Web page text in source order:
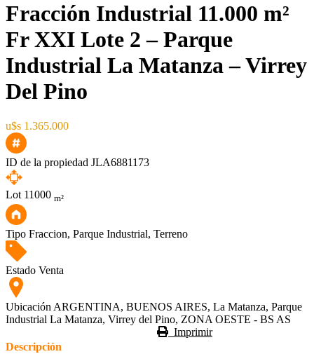
Fracción Industrial 11.000 m²
Fr XXI Lote 2 – Parque
Industrial La Matanza – Virrey
Del Pino
u$s 1.365.000
ID de la propiedad JLA6881173
Lot 11000 m²
Tipo Fraccion, Parque Industrial, Terreno
Estado Venta
Ubicación ARGENTINA, BUENOS AIRES, La Matanza, Parque
Industrial La Matanza, Virrey del Pino, ZONA OESTE - BS AS
Imprimir
Descripción